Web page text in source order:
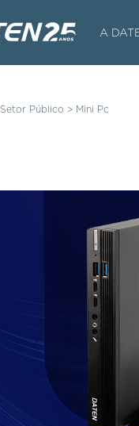
A
Setor Público > Mini Pc